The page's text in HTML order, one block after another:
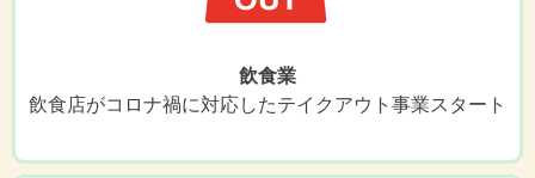
飲食業
飲食店がコロナ禍に対応したテイクアウト事業スタート